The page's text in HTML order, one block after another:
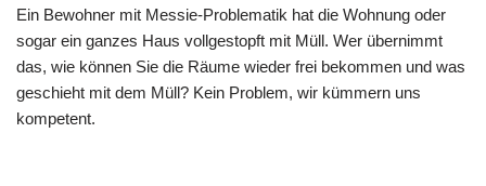
Ein Bewohner mit Messie-Problematik hat die Wohnung oder
sogar ein ganzes Haus vollgestopft mit Müll. Wer übernimmt
das, wie können Sie die Räume wieder frei bekommen und was
geschieht mit dem Müll? Kein Problem, wir kümmern uns
kompetent.